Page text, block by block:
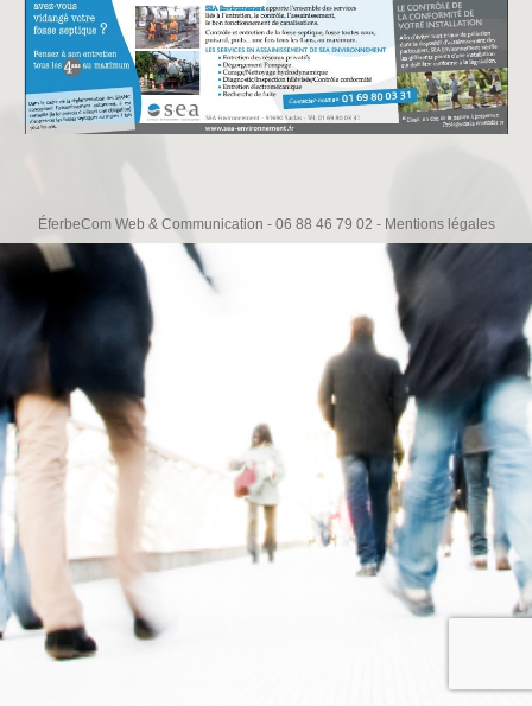
ÉferbeCom Web & Communication - 06 88 46 79 02 - Mentions légales